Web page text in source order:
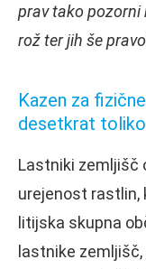
prav tako pozorni
rož ter jih še
Kazen za
desetkrat toliko
Lastniki zemljišč
urejenost
litijska skupna
lastnike